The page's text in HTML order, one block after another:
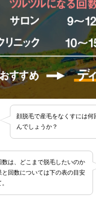
顔脱毛で産毛をなくすには何
んでしょうか？
数は、どこまで脱毛したいのか
と回数については下の表の目安